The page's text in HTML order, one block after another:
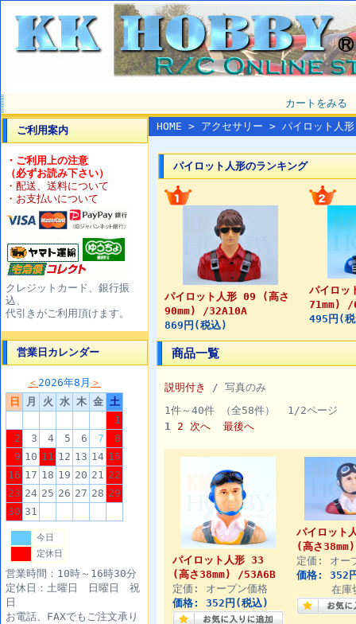
カートをみる
ご利用案内
・ご利用上の注意
（必ずお読み下さい）
・配送、送料について
・お支払いについて
クレジットカード、銀行振
込、
代引きがご利用頂けます。
営業日カレンダー
＜ 2026年8月 ＞
日
月 火 水 木 金 土
1
2
3 4 5 6 7
8
9 10 11 12 13 14 15
16 17 18 19 20 21 22
23 24 25 26 27 28 29
30 31
今日
定休日
営業時間：10時～16時30分
定休日：土曜日 日曜日 祝
日
お電話、FAXでもご注文承り
HOME > アクセサリー > パイロット人形
パイロット人形のランキング
パイロット人形 09 (高さ
90mm) /32A10A
869円(税込)
パイロ
71mm) /
495円(
商品一覧
説明付き
/ 写真のみ
1件～40件 （全58件） 1/2ページ
1 2 次へ 最後へ
パイロット人形 33
(高さ38mm) /53A6B
定価: オープン価格
価格: 352円(税込)
パイロット
(高さ
定価: オー
価格: 352
在庫